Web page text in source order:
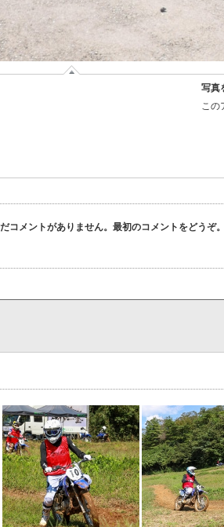
写真
この
コメントがありません。最初のコメントをどうぞ。